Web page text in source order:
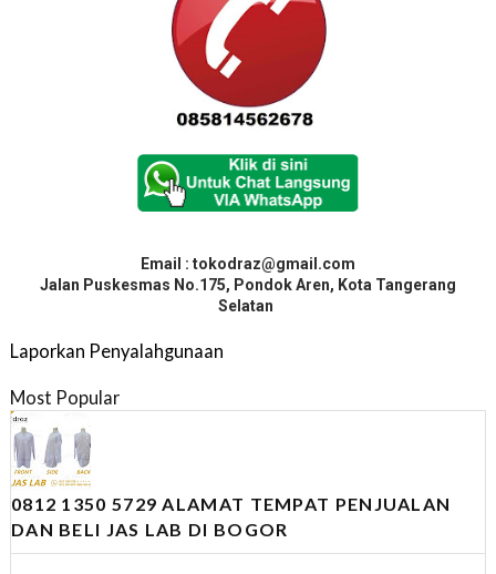
Email : tokodraz@gmail.com
Jalan Puskesmas No.175, Pondok Aren, Kota Tangerang
Selatan
Laporkan Penyalahgunaan
Most Popular
0812 1350 5729 ALAMAT TEMPAT PENJUALAN
DAN BELI JAS LAB DI BOGOR